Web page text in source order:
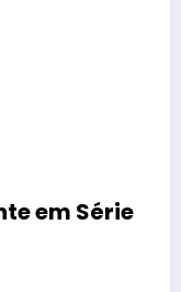
em Série